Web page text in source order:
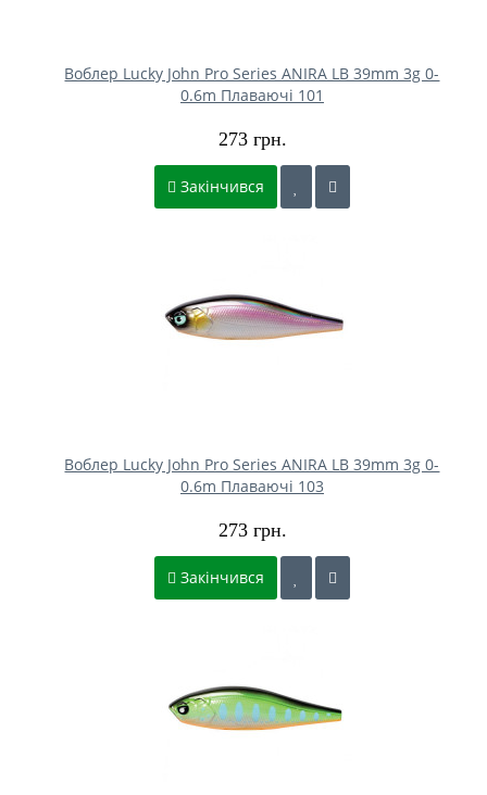
Воблер Lucky John Pro Series ANIRA LB 39mm 3g 0-
0.6m Плаваючі 101
273 грн.
Закінчився
Воблер Lucky John Pro Series ANIRA LB 39mm 3g 0-
0.6m Плаваючі 103
273 грн.
Закінчився